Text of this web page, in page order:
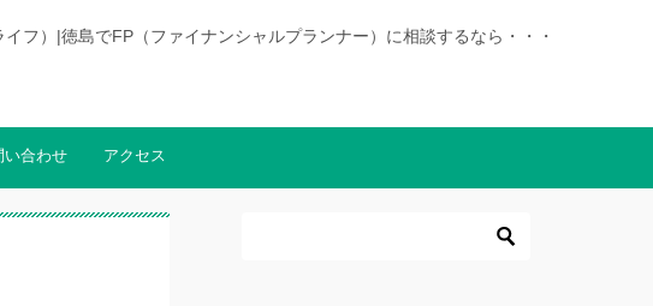
フ）|徳島でFP（ファイナンシャルプランナー）に相談するなら・・・
い合わせ アクセス